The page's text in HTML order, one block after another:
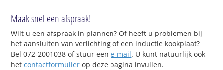
Maak snel een afspraak!
Wilt u een afspraak in plannen? Of heeft u problemen bij
het aansluiten van verlichting of een inductie kookplaat?
Bel 072-2001038 of stuur eene-mail. U kunt natuurlijk ook
hetcontactformulier op deze pagina invullen.